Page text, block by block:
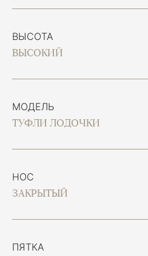
ВЫСОТА
ВЫСОКИЙ
МОДЕЛЬ
ТУФЛИ ЛОДОЧКИ
НОС
ЗАКРЫТЫЙ
ПЯТКА